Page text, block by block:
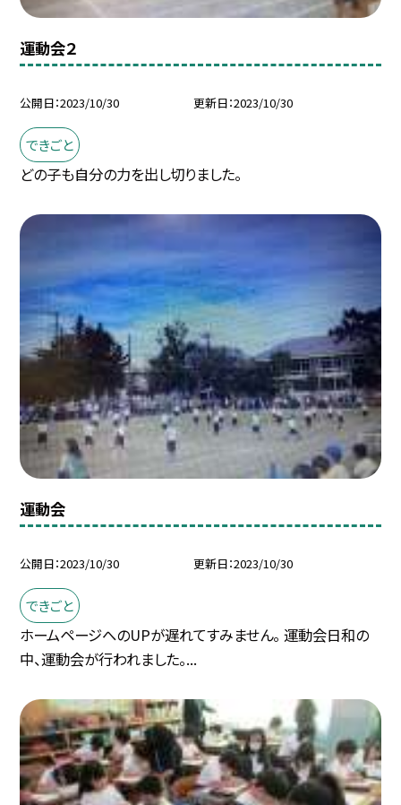
運動会２
公開日 2023/10/30 更新日 2023/10/30
できごと
どの子も自分の力を出し切りました。
運動会
公開日 2023/10/30 更新日 2023/10/30
できごと
ホームページへのUPが遅れてすみません。 運動会日和の
中、運動会が行われました。...